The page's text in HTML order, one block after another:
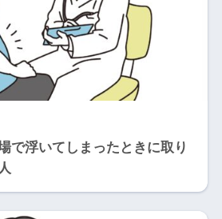
で浮いてしまったときに取り